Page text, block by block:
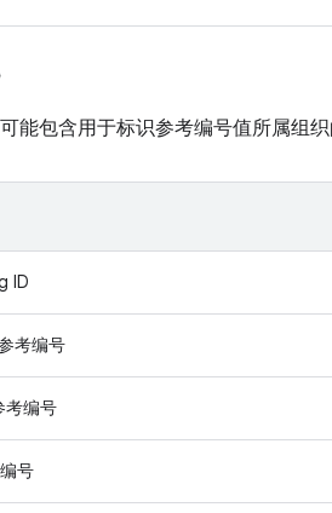
能包含用于标识参考编号值所属组
ID
考编号
考编号
号